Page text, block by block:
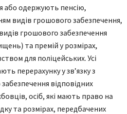
або одержують пенсію,
видів грошового забезпечення,
грошового забезпечення
та премій у розмірах,
для поліцейських. Усі
перерахунку у зв’язку з
відповідних
осіб, які мають право на
та розмірах, передбачених